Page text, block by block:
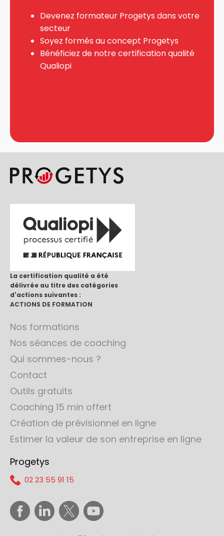
Devenez formateur Progetys dans votre
secteur
Soyez formés au concept Progetys
Bénéficiez de notre certification qualité
Qualiopi
La certification qualité a été
délivrée au titre des catégories
d'actions suivantes :
ACTIONS DE FORMATION
Nos formations
Nos séances de coaching
Qui sommes-nous ?
Contact
Outils gratuits
Coaching 15 min offert
Création de prévisionnel en ligne
Estimer la valeur de son entreprise en ligne
Progetys
02 23 55 91 15